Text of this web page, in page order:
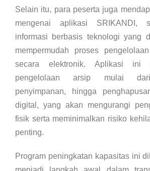
Selain itu, para peserta juga
mengenai aplikasi SRIKANDI,
informasi berbasis teknologi yang
mempermudah proses
secara elektronik. Aplikasi ini
pengelolaan arsip mulai
penyimpanan, hingga
digital, yang akan mengurangi
fisik serta meminimalkan risiko
penting.
Program peningkatan kapasitas ini